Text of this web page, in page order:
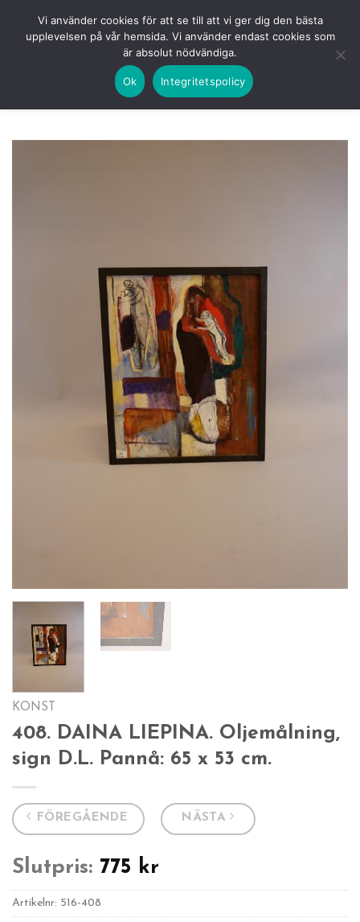
KOMMANDE LOGGA IN
KONST
408. DAINA LIEPINA. Oljemålning,
sign D.L. Pannå: 65 x 53 cm.
FÖREGÅENDE NÄSTA
Slutpris: 775 kr
Artikelnr: 516-408
Vi använder cookies för att se till att vi ger dig den bästa
upplevelsen på vår hemsida. Vi använder endast cookies som
är absolut nödvändiga.
Ok Integritetspolicy